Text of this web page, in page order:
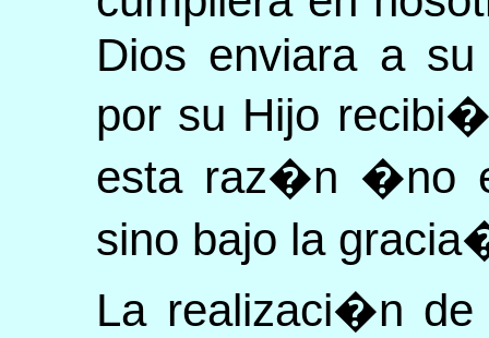
Dios enviara a
por su Hijo
esta raz�n �no
sino bajo la
La realizaci�n de